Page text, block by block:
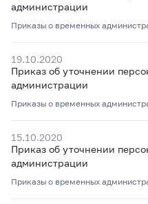
администрации
Приказы о временных
19.10.2020
Приказ об уточнении
администрации
Приказы о временных
15.10.2020
Приказ об уточнении
администрации
Приказы о временных